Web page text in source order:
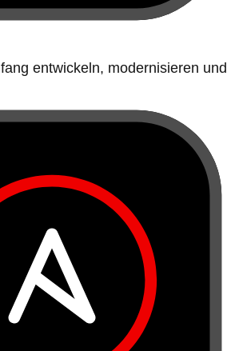
entwickeln, modernisieren und